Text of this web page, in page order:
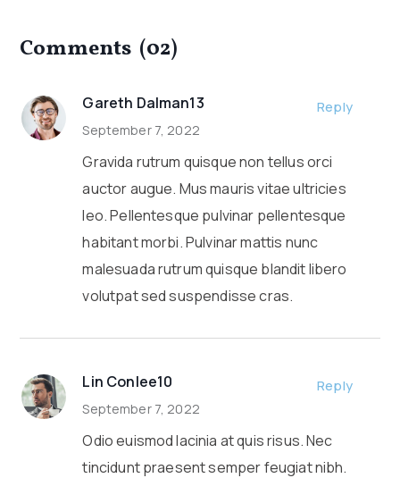
Comments (02)
Gareth Dalman13 Reply
September 7, 2022
Gravida rutrum quisque non tellus orci
auctor augue. Mus mauris vitae ultricies
leo. Pellentesque pulvinar pellentesque
habitant morbi. Pulvinar mattis nunc
malesuada rutrum quisque blandit libero
volutpat sed suspendisse cras.
Lin Conlee10 Reply
September 7, 2022
Odio euismod lacinia at quis risus. Nec
tincidunt praesent semper feugiat nibh.